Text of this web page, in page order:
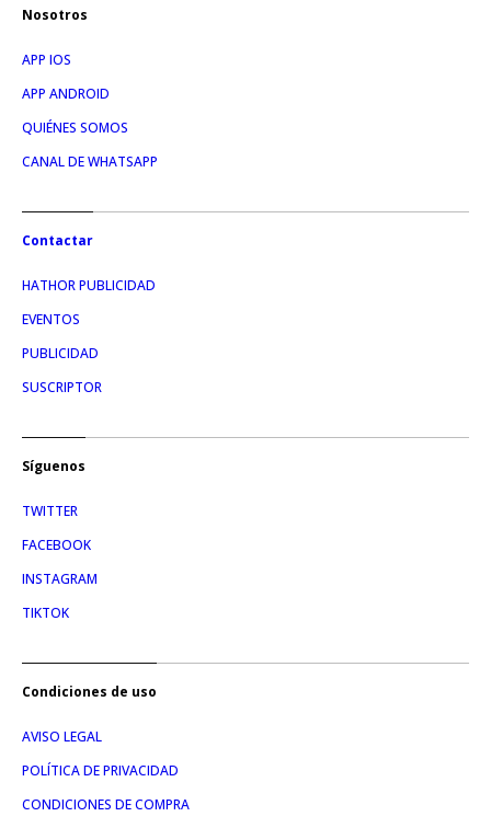
Nosotros
APP IOS
APP ANDROID
QUIÉNES SOMOS
CANAL DE WHATSAPP
Contactar
HATHOR PUBLICIDAD
EVENTOS
PUBLICIDAD
SUSCRIPTOR
Síguenos
TWITTER
FACEBOOK
INSTAGRAM
TIKTOK
Condiciones de uso
AVISO LEGAL
POLÍTICA DE PRIVACIDAD
CONDICIONES DE COMPRA